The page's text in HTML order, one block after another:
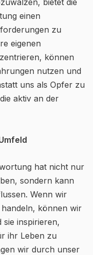
bietet die
einen
zu
eigenen
können
nutzen und
uns als Opfer zu
aktiv an der
hat nicht nur
sondern kann
Wenn wir
können wir
inspirieren,
ihr Leben zu
wir durch unser